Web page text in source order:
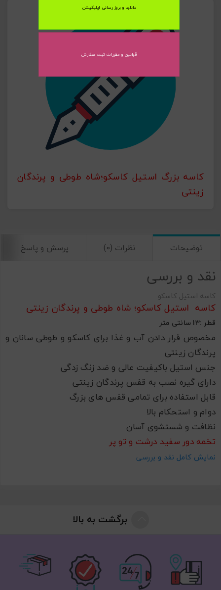
کاسه بزرگ استیل کاسکو؛شاه طوطی و پرندگان
زینتی
توضیحات نظرات (0) پرسش و پاسخ
نقد و بررسی
کاسه استیل کاسکو
کاسه استیل کاسکو؛ شاه طوطی و پرندگان زینتی
قطر :13 سانتی متر
مخصوص قرار دادن آب و غذا برای کاسکو و طوطی سانان و
پرندگان زینتی
جنس استیل باکیفیت عالی و ضد زنگ زدگی
دارای گیره نصب به قفس پرندگان زینتی
قابل استفاده برای تمامی قفس های بزرگ
دوام و استحکام بالا
نظافت و شستشوی آسان
تخمه دور سفید درشت و تو پر
اسپری مخصوص پرندگان زینتی
نمایش کامل نقد و بررسی
برگشت به بالا
قوانین و مقررات ثبت سفارش
دانلود و بروز رسانی اپلیکیشن